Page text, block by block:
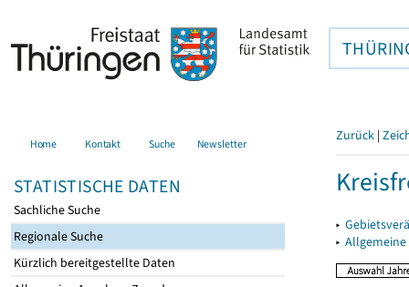
Home Kontakt Suche Newsletter
STATISTISCHE DATEN
Sachliche Suche
Regionale Suche
Kürzlich bereitgestellte Daten
Zurück |
▸
▸